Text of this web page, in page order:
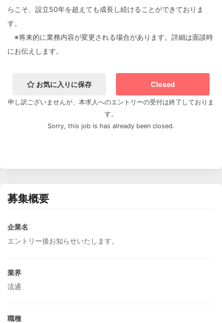
らこそ、設立50年を超えても成長し続けることができておりま
す。
※将来的に業務内容が変更される場合があります。詳細は面談時
にお伝えします。
お気に入りに保存 Closed
申し訳ございませんが、本求人へのエントリーの受付は終了しておりま
す。
Sorry, this job is has already been closed.
募集概要
企業名
エントリー後お知らせいたします。
業界
流通
職種